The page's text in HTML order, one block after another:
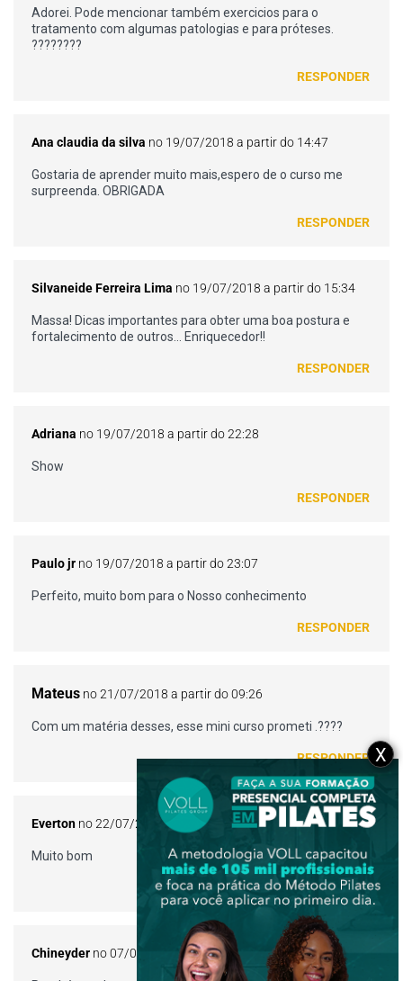
Adorei. Pode mencionar também exercicios para o
tratamento com algumas patologias e para próteses.
????????
RESPONDER
Ana claudia da silva no 19/07/2018 a partir do 14:47
Gostaria de aprender muito mais,espero de o curso me
surpreenda. OBRIGADA
RESPONDER
Silvaneide Ferreira Lima no 19/07/2018 a partir do 15:34
Massa! Dicas importantes para obter uma boa postura e
fortalecimento de outros… Enriquecedor!!
RESPONDER
Adriana no 19/07/2018 a partir do 22:28
Show
RESPONDER
Paulo jr no 19/07/2018 a partir do 23:07
Perfeito, muito bom para o Nosso conhecimento
RESPONDER
Mateus no 21/07/2018 a partir do 09:26
Com um matéria desses, esse mini curso prometi .????
RESPONDER
Everton no 22/07/2018 a partir do 10:29
Muito bom
RESPONDER
Chineyder no 07/07/2021 a partir do 09:53
X